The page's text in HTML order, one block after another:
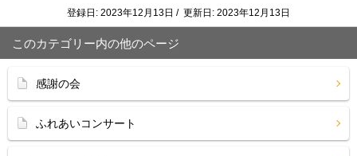
登録日: 2023年12月13日 / 更新日: 2023年12月13日
このカテゴリー内の他のページ
感謝の会
ふれあいコンサート